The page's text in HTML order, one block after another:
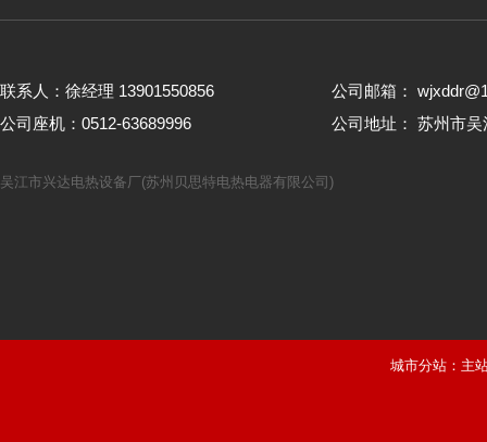
联系人：徐经理 13901550856
公司邮箱：
公司座机：0512-63689996
公司地址： 苏州市
吴江市兴达电热设备厂(苏州贝思特电热电器有限公司)
城市分站： 主